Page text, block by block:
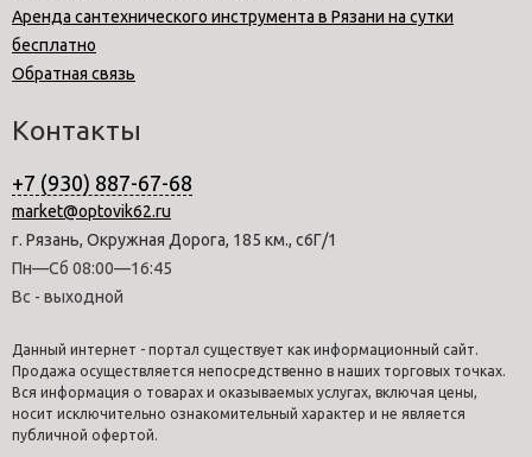
Аренда сантехнического инструмента в Рязани на сутки
бесплатно
Обратная связь
Контакты
+7 (930) 887-67-68
market@optovik62.ru
г. Рязань, Окружная Дорога, 185 км., с6Г/1
Пн—Сб 08:00—16:45
Вс - выходной
Данный интернет - портал существует как информационный сайт.
Продажа осуществляется непосредственно в наших торговых точках.
Вся информация о товарах и оказываемых услугах, включая цены,
носит исключительно ознакомительный характер и не является
публичной офертой.